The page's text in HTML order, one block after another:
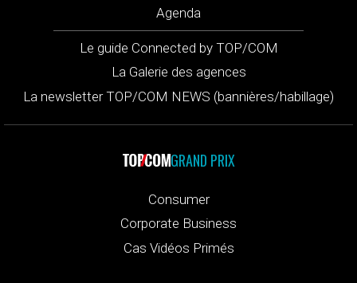
Agenda
Le guide Connected by TOP/COM
La Galerie des agences
La newsletter TOP/COM NEWS (bannières/habillage)
GRAND PRIX
Consumer
Corporate Business
Cas Vidéos Primés